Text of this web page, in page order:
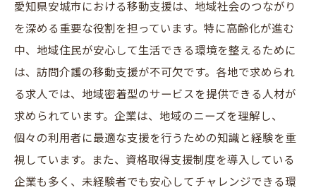
愛知県安城市における移動支援は、地域社会のつながり
を深める重要な役割を担っています。特に高齢化が進む
中、地域住民が安心して生活できる環境を整えるために
は、訪問介護の移動支援が不可欠です。各地で求められ
る求人では、地域密着型のサービスを提供できる人材が
求められています。企業は、地域のニーズを理解し、
個々の利用者に最適な支援を行うための知識と経験を重
視しています。また、資格取得支援制度を導入している
企業も多く、未経験者でも安心してチャレンジできる環